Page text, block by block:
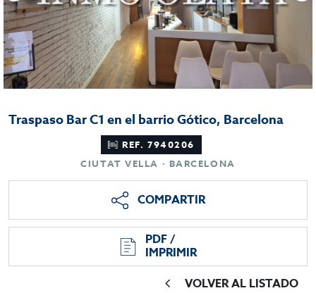
Traspaso Bar C1 en el barrio Gótico, Barcelona
REF. 7940206
CIUTAT VELLA · BARCELONA
COMPARTIR
PDF /
IMPRIMIR
VOLVER AL LISTADO